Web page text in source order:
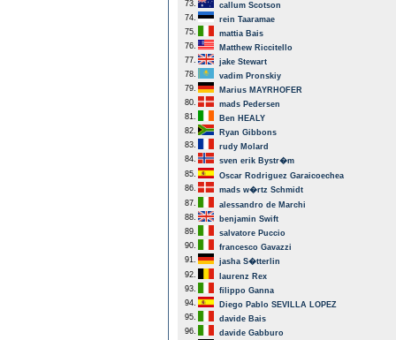
73.
callum Scotson
74.
rein Taaramae
75.
mattia Bais
76.
Matthew Riccitello
77.
jake Stewart
78.
vadim Pronskiy
79.
Marius MAYRHOFER
80.
mads Pedersen
81.
Ben HEALY
82.
Ryan Gibbons
83.
rudy Molard
84.
sven erik Bystr�m
85.
Oscar Rodriguez Garaicoechea
86.
mads w�rtz Schmidt
87.
alessandro de Marchi
88.
benjamin Swift
89.
salvatore Puccio
90.
francesco Gavazzi
91.
jasha S�tterlin
92.
laurenz Rex
93.
filippo Ganna
94.
Diego Pablo SEVILLA LOPEZ
95.
davide Bais
96.
davide Gabburo